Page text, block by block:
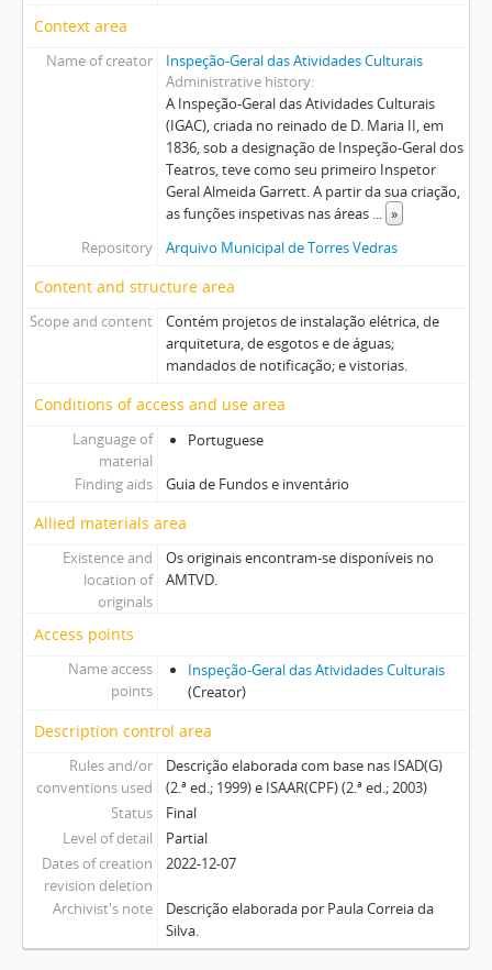
Context area
Name of creator
Inspeção-Geral das Atividades Culturais
Administrative history
A Inspeção-Geral das Atividades Culturais
(IGAC), criada no reinado de D. Maria II, em
1836, sob a designação de Inspeção-Geral dos
Teatros, teve como seu primeiro Inspetor
Geral Almeida Garrett. A partir da sua criação,
as funções inspetivas nas áreas
»
Repository
Arquivo Municipal de Torres Vedras
Content and structure area
Scope and content
Contém projetos de instalação elétrica, de
arquitetura, de esgotos e de águas;
mandados de notificação; e vistorias.
Conditions of access and use area
Language of
material
Portuguese
Finding aids Guia de Fundos e inventário
Allied materials area
Existence and
location of
originals
Os originais encontram-se disponíveis no
AMTVD.
Access points
Name access
points
Inspeção-Geral das Atividades Culturais
(Creator)
Description control area
Rules and/or
conventions used
Descrição elaborada com base nas ISAD(G)
(2.ª ed.; 1999) e ISAAR(CPF) (2.ª ed.; 2003)
Status
Final
Level of detail
Partial
Dates of creation
revision deletion
2022-12-07
Archivist's note
Descrição elaborada por Paula Correia da
Silva.